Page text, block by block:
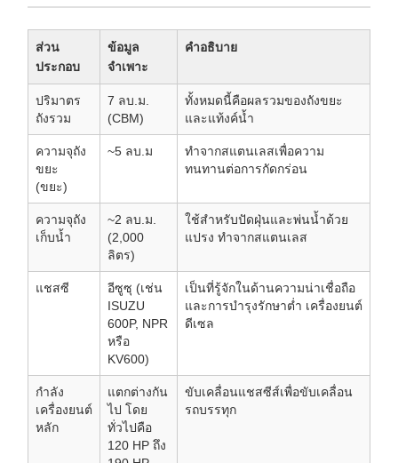
ส่วน
ประกอบ
ข้อมูล
จำเพาะ
คำอธิบาย
ปริมาตร
ถังรวม
7 ลบ.ม.
(CBM)
ทั้งหมดนี้คือผลรวมของถังขยะ
และแท้งค์น้ำ
ความจุถัง
ขยะ
(ขยะ)
~5 ลบ.ม
ทำจากสแตนเลสเพื่อความ
ทนทานต่อการกัดกร่อน
ความจุถัง
เก็บน้ำ
~2 ลบ.ม.
(2,000
ลิตร)
ใช้สำหรับปัดฝุ่นและพ่นน้ำด้วย
แปรง ทำจากสแตนเลส
แชสซี
อีซูซุ (เช่น
ISUZU
600P, NPR
หรือ
KV600)
เป็นที่รู้จักในด้านความน่าเชื่อถือ
และการบำรุงรักษาต่ำ เครื่องยนต์
ดีเซล
กำลัง
เครื่องยนต์
หลัก
แตกต่างกัน
ไป โดย
ทั่วไปคือ
120 HP ถึง
ขับเคลื่อนแชสซีส์เพื่อขับเคลื่อน
รถบรรทุก